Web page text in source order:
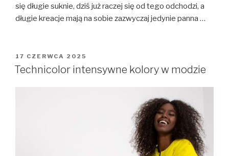
się długie suknie, dziś już raczej się od tego odchodzi, a
długie kreacje mają na sobie zazwyczaj jedynie panna …
OPUBLIKOWANE
W
17 CZERWCA 2025
Technicolor intensywne kolory w modzie